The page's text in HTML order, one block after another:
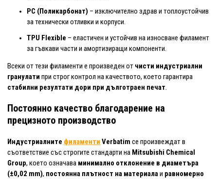
PC (Поликарбонат) – изключително здрав и топлоустойчив
за технически отливки и корпуси.
TPU Flexible – еластичен и устойчив на износване филамент
за гъвкави части и амортизиращи компоненти.
Всеки от тези филаменти е произведен от чисти индустриални
гранулати при строг контрол на качеството, което гарантира
стабилни резултати дори при дълготраен печат.
Постоянно качество благодарение на
прецизното производство
Индустриалните филаменти Verbatim се произвеждат в
съответствие със строгите стандарти на Mitsubishi Chemical
Group, което означава минимално отклонение в диаметъра
(±0,02 mm), постоянна плътност на материалаи равномерно